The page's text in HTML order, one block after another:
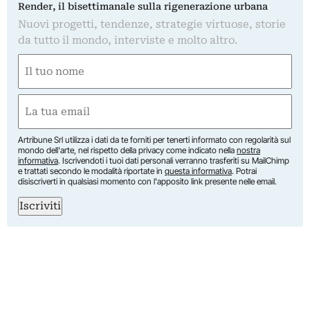
Render, il bisettimanale sulla rigenerazione urbana
Nuovi progetti, tendenze, strategie virtuose, storie
da tutto il mondo, interviste e molto altro.
(Obbligatorio)
Nome
(Obbligatorio)
Artribune Srl utilizza i dati da te forniti per tenerti informato con regolarità sul
mondo dell'arte, nel rispetto della privacy come indicato nella nostra
informativa. Iscrivendoti i tuoi dati personali verranno trasferiti su MailChimp
e trattati secondo le modalità riportate in questa informativa. Potrai
disiscriverti in qualsiasi momento con l'apposito link presente nelle email.
Iscriviti